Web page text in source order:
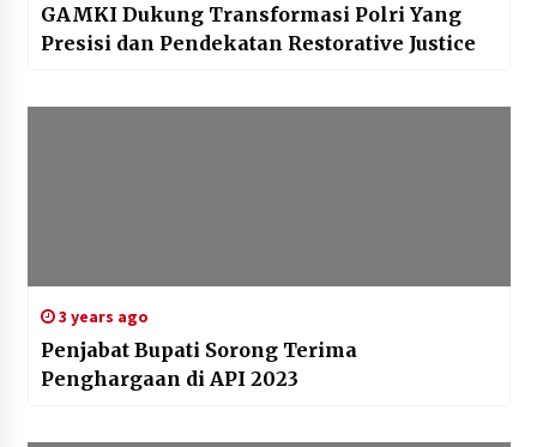
GAMKI Dukung Transformasi Polri Yang
Presisi dan Pendekatan Restorative Justice
3 years ago
Penjabat Bupati Sorong Terima
Penghargaan di API 2023